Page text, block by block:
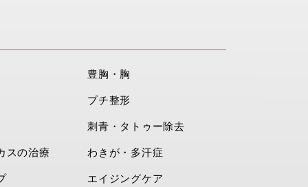
豊胸・胸
プチ整形
刺青・タトゥー除去
スの治療 わきが・多汗症
エイジングケア